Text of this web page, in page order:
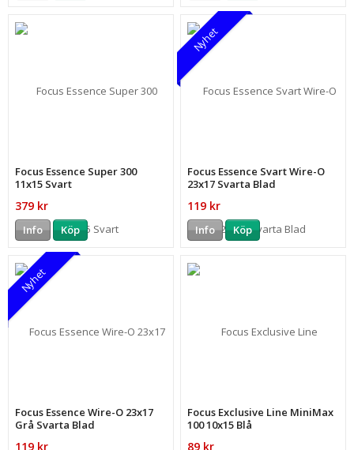
Focus Essence Super 300
11x15 Svart
379 kr
Info Köp
Nyhet
Focus Essence Svart Wire-O
23x17 Svarta Blad
119 kr
Info Köp
Nyhet
Focus Essence Wire-O 23x17
Grå Svarta Blad
119 kr
Focus Exclusive Line MiniMax
100 10x15 Blå
89 kr